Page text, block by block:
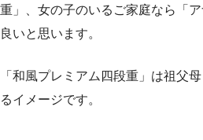
重」、女の子のいるご家庭なら「
良いと思います。
「和風プレミアム四段重」は祖父
るイメージです。